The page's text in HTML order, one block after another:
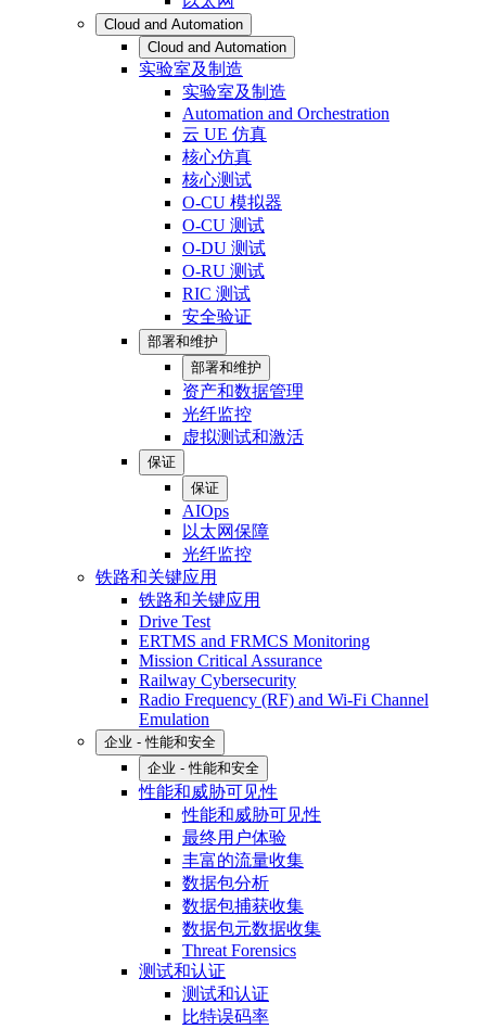
Cloud and Automation
Cloud and Automation
实验室及制造
实验室及制造
Automation and Orchestration
云 UE 仿真
核心仿真
核心测试
O-CU 模拟器
O-CU 测试
O-DU 测试
O-RU 测试
RIC 测试
安全验证
部署和维护
部署和维护
资产和数据管理
光纤监控
虚拟测试和激活
保证
保证
AIOps
以太网保障
光纤监控
铁路和关键应用
铁路和关键应用
Drive Test
ERTMS and FRMCS Monitoring
Mission Critical Assurance
Railway Cybersecurity
Radio Frequency (RF) and Wi-Fi Channel
Emulation
企业 - 性能和安全
企业 - 性能和安全
性能和威胁可见性
性能和威胁可见性
最终用户体验
丰富的流量收集
数据包分析
数据包捕获收集
数据包元数据收集
Threat Forensics
测试和认证
测试和认证
比特误码率